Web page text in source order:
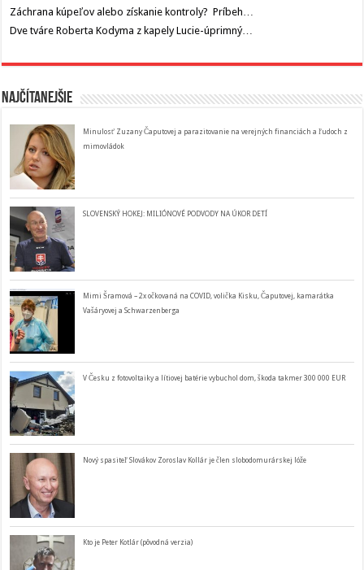
Záchrana kúpeľov alebo získanie kontroly? Príbeh…
Dve tváre Roberta Kodyma z kapely Lucie-úprimný…
Najčítanejšie
Minulosť Zuzany Čaputovej a parazitovanie na verejných financiách a ľudoch z
mimovládok
SLOVENSKÝ HOKEJ: MILIÓNOVÉ PODVODY NA ÚKOR DETÍ
Mimi Šramová – 2x očkovaná na COVID, volička Kisku, Čaputovej, kamarátka
Vašáryovej a Schwarzenberga
V Česku z fotovoltaiky a lítiovej batérie vybuchol dom, škoda takmer 300 000 EUR
Nový spasiteľ Slovákov Zoroslav Kollár je člen slobodomurárskej lóže
Kto je Peter Kotlár (pôvodná verzia)